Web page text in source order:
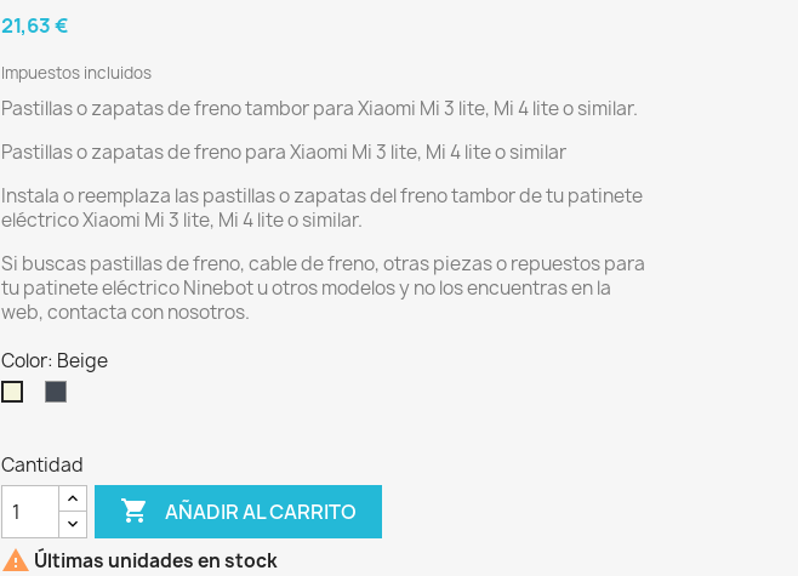
21,63 €
Impuestos incluidos
Pastillas o zapatas de freno tambor para Xiaomi Mi 3 lite, Mi 4 lite o similar.
Pastillas o zapatas de freno para Xiaomi Mi 3 lite, Mi 4 lite o similar
Instala o reemplaza las pastillas o zapatas del freno tambor de tu patinete
eléctrico Xiaomi Mi 3 lite, Mi 4 lite o similar.
Si buscas pastillas de freno, cable de freno, otras piezas o repuestos para
tu patinete eléctrico Ninebot u otros modelos y no los encuentras en la
web, contacta con nosotros.
Color: Beige
Cantidad
 AÑADIR AL CARRITO
 Últimas unidades en stock